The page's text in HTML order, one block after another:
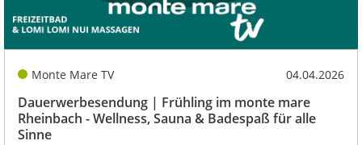
Monte Mare TV 04.04.2026
Dauerwerbesendung | Frühling im monte mare
Rheinbach - Wellness, Sauna & Badespaß für alle
Sinne